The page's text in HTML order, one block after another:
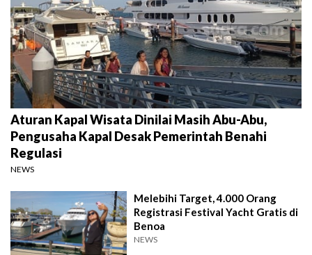
Aturan Kapal Wisata Dinilai Masih Abu-Abu,
Pengusaha Kapal Desak Pemerintah Benahi
Regulasi
NEWS
Melebihi Target, 4.000 Orang
Registrasi Festival Yacht Gratis di
Benoa
NEWS